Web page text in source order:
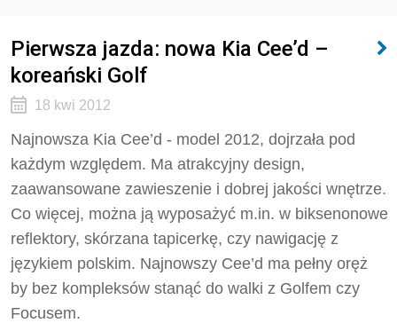
Pierwsza jazda: nowa Kia Cee’d –
koreański Golf
18 kwi 2012
Najnowsza Kia Cee’d - model 2012, dojrzała pod
każdym względem. Ma atrakcyjny design,
zaawansowane zawieszenie i dobrej jakości wnętrze.
Co więcej, można ją wyposażyć m.in. w biksenonowe
reflektory, skórzana tapicerkę, czy nawigację z
językiem polskim. Najnowszy Cee’d ma pełny oręż
by bez kompleksów stanąć do walki z Golfem czy
Focusem.